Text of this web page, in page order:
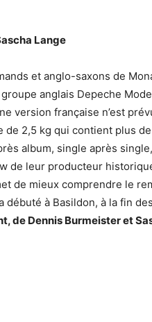
Lange
et anglo-saxons de
anglais Depeche
version française n’est
de 2,5 kg qui contient plus
album, single après
de leur producteur
de mieux comprendre le
à Basildon, à la fin
de Dennis Burmeister et